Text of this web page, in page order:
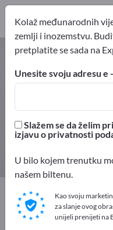
Sigurnosni
proizvođače i
Distributeri
Exportpages Sigurnost
Kolaž međunarodnih
zemlji i inozemstvu.
pretplatite se sada na
Unesite svoju adresu e
Slažem se da želim
izjavu o privatnosti
U bilo kojem trenutku
našem biltenu.
Kao svoju
za slanje ovog
unijeli prenijeti na